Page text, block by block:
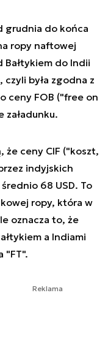
grudnia do końca
ropy naftowej
Bałtykiem do Indii
czyli była zgodna z
ceny FOB ("free on
załadunku.
że ceny CIF ("koszt,
indyjskich
68 USD. To
ropy, która w
oznacza to, że
a Indiami
"FT".
Reklama